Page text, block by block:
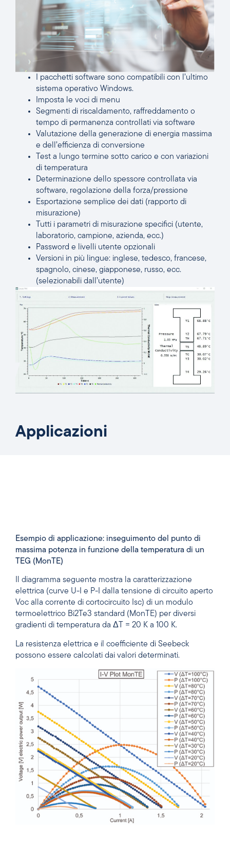
I pacchetti software sono compatibili con l’ultimo
sistema operativo Windows.
Imposta le voci di menu
Segmenti di riscaldamento, raffreddamento o
tempo di permanenza controllati via software
Valutazione della generazione di energia massima
e dell’efficienza di conversione
Test a lungo termine sotto carico e con variazioni
di temperatura
Determinazione dello spessore controllata via
software, regolazione della forza/pressione
Esportazione semplice dei dati (rapporto di
misurazione)
Tutti i parametri di misurazione specifici (utente,
laboratorio, campione, azienda, ecc.)
Password e livelli utente opzionali
Versioni in più lingue: inglese, tedesco, francese,
spagnolo, cinese, giapponese, russo, ecc.
(selezionabili dall’utente)
Applicazioni
Esempio di applicazione: inseguimento del punto di
massima potenza in funzione della temperatura di un
TEG (MonTE)
Il diagramma seguente mostra la caratterizzazione
elettrica (curve U-I e P-I dalla tensione di circuito aperto
Voc alla corrente di cortocircuito Isc) di un modulo
termoelettrico Bi2Te3 standard (MonTE) per diversi
gradienti di temperatura da ΔT = 20 K a 100 K.
La resistenza elettrica e il coefficiente di Seebeck
possono essere calcolati dai valori determinati.